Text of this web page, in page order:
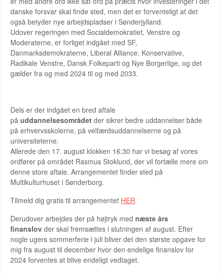
danske forsvar skal finde sted, men det er forventeligt at det
også betyder nye arbejdspladser i Sønderjylland.
Udover regeringen med Socialdemokratiet, Venstre og
Moderaterne, er forliget indgået med SF,
Danmarksdemokraterne, Liberal Alliance, Konservative,
Radikale Venstre, Dansk Folkeparti og Nye Borgerlige, og det
gælder fra og med 2024 til og med 2033.
Dels er der indgået en bred aftale
på uddannelsesområdet der sikrer bedre uddannelser både
på erhvervsskolerne, på velfærdsuddannelserne og på
universiteterne.
Allerede den 17. august klokken 16:30 har vi besøg af vores
ordfører på området Rasmus Stoklund, der vil fortælle mere om
denne store aftale. Arrangementet finder sted på
Multikulturhuset i Sønderborg.
Tilmeld dig gratis til arrangementet HER
Derudover arbejdes der på højtryk med næste års
finanslov der skal fremsættes i slutningen af august. Efter
nogle ugers sommerferie i juli bliver det den største opgave for
mig fra august til december hvor den endelige finanslov for
2024 forventes at blive endeligt vedtaget.